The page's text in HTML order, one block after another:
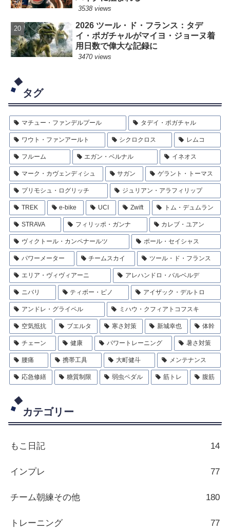
3538 views
2026 ツール・ド・フランス：タデ
イ・ポガチャルがマイヨ・ジョーヌ着
用日数で偉大な記録に
3470 views
タグ
マチュー・ファンデルプール タデイ・ポガチャル
ワウト・ファンアールト シクロクロス レムコ
フルーム エガン・ベルナル イネオス
マーク・カヴェンディシュ サガン ゲラント・トーマス
プリモシュ・ログリッチ ジュリアン・アラフィリップ
TREK e-bike UCI Zwift トム・デュムラン
STRAVA フィリッポ・ガンナ カレブ・ユアン
ヴィクトール・カンペナールツ ポール・セイシャス
パワーメーター チームスカイ ツール・ド・フランス
エリア・ヴィヴィアーニ アレハンドロ・バルベルデ
ニバリ ティボー・ピノ アイザック・デルトロ
アンドレ・グライペル ミハウ・クフィアトコフスキ
空気抵抗 ブエルタ 寒さ対策 新城幸也 体幹
チェーン 健康 パワートレーニング 暑さ対策
腰痛 携帯工具 大町健斗 メンテナンス
応急修繕 糖質制限 弱虫ペダル 筋トレ 腹筋
カテゴリー
もこ日記 14
インプレ 77
チーム朝練その他 180
トレーニング 77